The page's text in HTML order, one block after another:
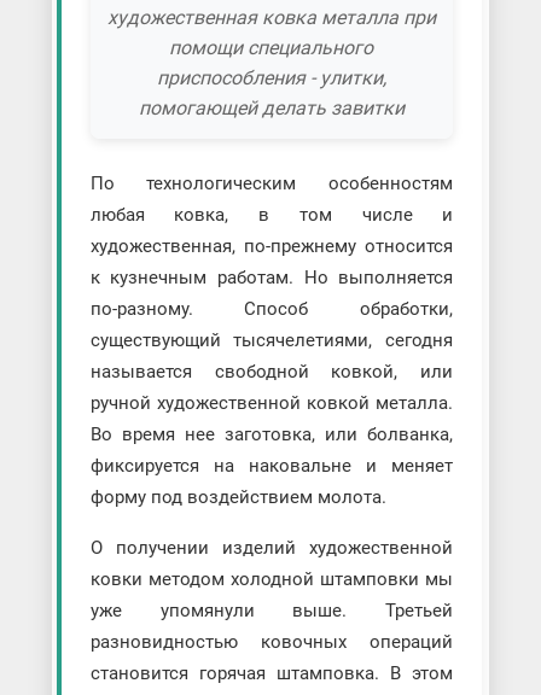
художественная ковка металла при
помощи специального
приспособления - улитки,
помогающей делать завитки
По технологическим особенностям
любая ковка, в том числе и
художественная, по-прежнему относится
к кузнечным работам. Но выполняется
по-разному. Способ обработки,
существующий тысячелетиями, сегодня
называется свободной ковкой, или
ручной художественной ковкой металла.
Во время нее заготовка, или болванка,
фиксируется на наковальне и меняет
форму под воздействием молота.
О получении изделий художественной
ковки методом холодной штамповки мы
уже упомянули выше. Третьей
разновидностью ковочных операций
становится горячая штамповка. В этом